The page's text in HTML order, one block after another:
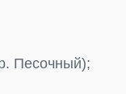
Песочный);